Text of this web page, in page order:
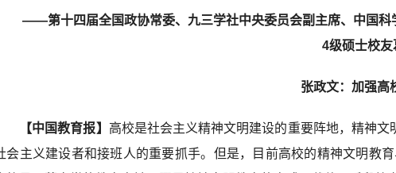
——第十四届全国政协常委、九三学社中央委员会副主席、中国
4级硕士校友
张政文：加强高
【中国教育报】 高校是社会主义精神文明建设的重要阵地，精神
会主义建设者和接班人的重要抓手。但是，目前高校的精神文明教